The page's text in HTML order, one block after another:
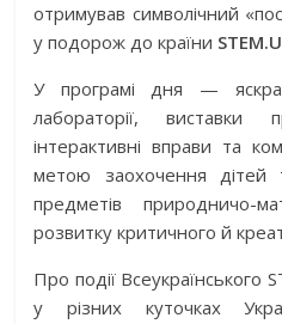
отримував символічний
у подорож до країни
У програмі дня —
лабораторії, виставки
інтерактивні вправи та
метою заохочення
предметів природничо-
розвитку критичного й
Про події Всеукраїнського
у різних куточках